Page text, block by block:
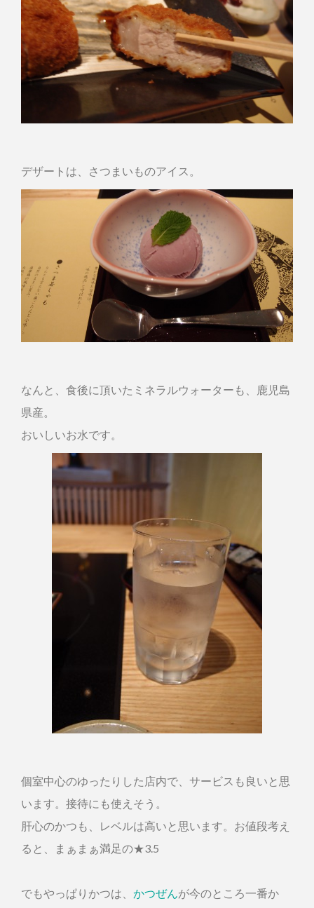
デザートは、さつまいものアイス。
なんと、食後に頂いたミネラルウォーターも、鹿児島
県産。
おいしいお水です。
個室中心のゆったりした店内で、サービスも良いと思
います。接待にも使えそう。
肝心のかつも、レベルは高いと思います。お値段考え
ると、まぁまぁ満足の★3.5
でもやっぱりかつは、 かつぜんが今のところ一番か